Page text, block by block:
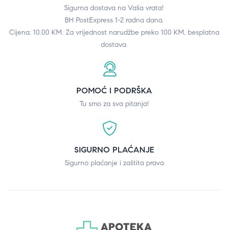
Sigurna dostava na Vaša vrata!
BH PostExpress 1-2 radna dana.
Cijena: 10.00 KM. Za vrijednost narudžbe preko 100 KM, besplatna
dostava.
POMOĆ I PODRŠKA
Tu smo za sva pitanja!
SIGURNO PLAĆANJE
Sigurno plaćanje i zaštita prava